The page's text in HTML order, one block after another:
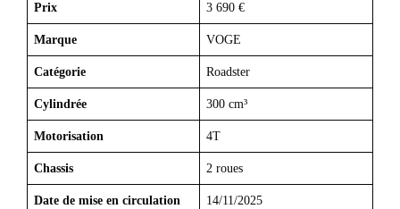
Prix 3 690 €
Marque VOGE
Catégorie Roadster
Cylindrée 300 cm³
Motorisation 4T
Chassis 2 roues
Date de mise en circulation 14/11/2025